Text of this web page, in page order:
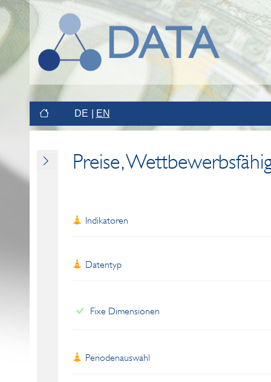
DE EN
Preise,
Indikatoren
Datentyp
Fixe Dimensionen
Periodenauswahl